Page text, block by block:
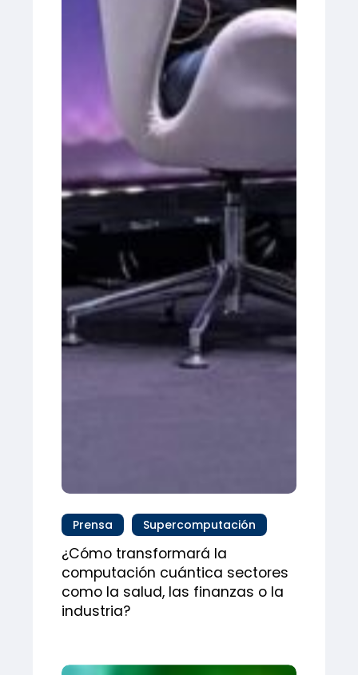
Prensa Supercomputación
¿Cómo transformará la
computación cuántica sectores
como la salud, las finanzas o la
industria?